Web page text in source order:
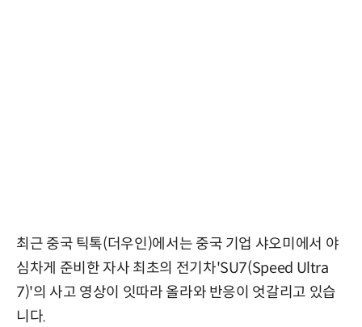
최근 중국 틱톡(더우인)에서는 중국 기업 샤오미에서 야
심차게 준비한 자사 최초의 전기차'SU7(Speed Ultra
7)'의 사고 영상이 잇따라 올라와 반응이 엇갈리고 있습
니다.